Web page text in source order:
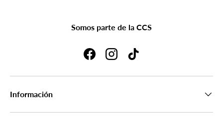
Somos parte de la CCS
FacebookInstagramTikTok
Información